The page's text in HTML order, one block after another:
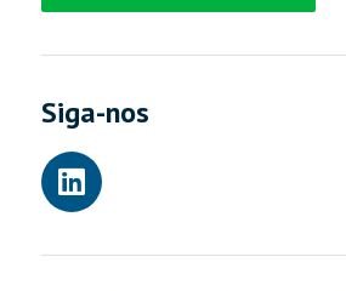
Siga-nos